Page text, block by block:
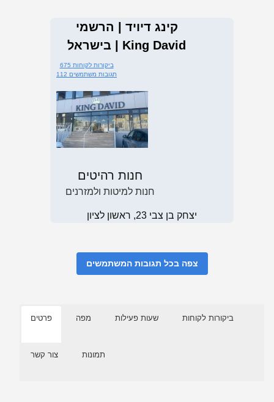
קינג דיויד | הרשמי
בישראל | King David
675 ביקורות לקוחות
112 תגובות משתמשים
חנות רהיטים
חנות למיטות ולמזרנים
יצחק בן צבי 23, ראשון לציון
צפה בכל תגובות המשתמשים
פרטים מפה שעות פעילות ביקורות לקוחות
צור קשר תמונות